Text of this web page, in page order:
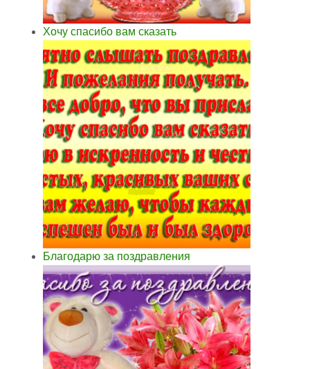
Хочу спасибо вам сказать
Благодарю за поздравления